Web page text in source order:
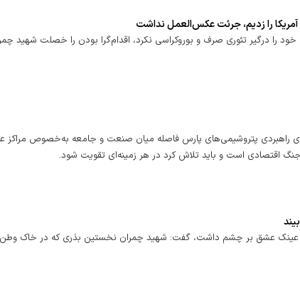
آمریکا را زدیم، جرئت عکس‌العمل نداشت
را درگیر تئوری صرف و بوروکراسی نکرد، اقدام‌گرا بودن را خصلت‌ شهید
راهبردی پتروشیمی‌های پارس فاصله میان صنعت و جامعه به‌خصوص مراکز
است و باید تلاش کرد در هر زمینه‌ای تقویت شود.
عینک عشق بر چشم داشت، گفت: شهید چمران نخستین بذری که در خاک وطن